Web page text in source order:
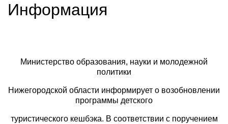
Информация
Министерство образования, науки и молодежной
политики
Нижегородской области информирует о возобновлении
программы детского
туристического кешбэка. В соответствии с поручением